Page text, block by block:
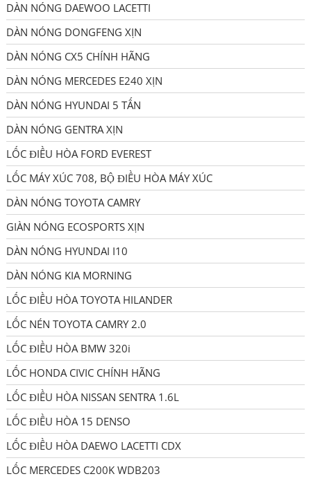
DÀN NÓNG DAEWOO LACETTI
DÀN NÓNG DONGFENG XỊN
DÀN NÓNG CX5 CHÍNH HÃNG
DÀN NÓNG MERCEDES E240 XỊN
DÀN NÓNG HYUNDAI 5 TẤN
DÀN NÓNG GENTRA XỊN
LỐC ĐIỀU HÒA FORD EVEREST
LỐC MÁY XÚC 708, BỘ ĐIỀU HÒA MÁY XÚC
DÀN NÓNG TOYOTA CAMRY
GIÀN NÓNG ECOSPORTS XỊN
DÀN NÓNG HYUNDAI I10
DÀN NÓNG KIA MORNING
LỐC ĐIỀU HÒA TOYOTA HILANDER
LỐC NÉN TOYOTA CAMRY 2.0
LỐC ĐIỀU HÒA BMW 320i
LỐC HONDA CIVIC CHÍNH HÃNG
LỐC ĐIỀU HÒA NISSAN SENTRA 1.6L
LỐC ĐIỀU HÒA 15 DENSO
LỐC ĐIỀU HÒA DAEWO LACETTI CDX
LỐC MERCEDES C200K WDB203